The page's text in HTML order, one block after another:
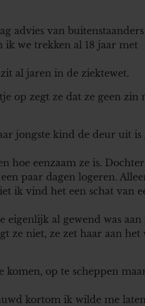
advies van
we trekken al 18 jaar met
al jaren in de ziektewet.
op zegt ze dat ze geen zin
jongste kind de deur uit is
hoe eenzaam ze is.
paar dagen logeren.
ik vind het een schat van
eigenlijk al gewend was aan
ze niet, ze zet haar aan het
komen, op te scheppen
kortom ik wilde me laten